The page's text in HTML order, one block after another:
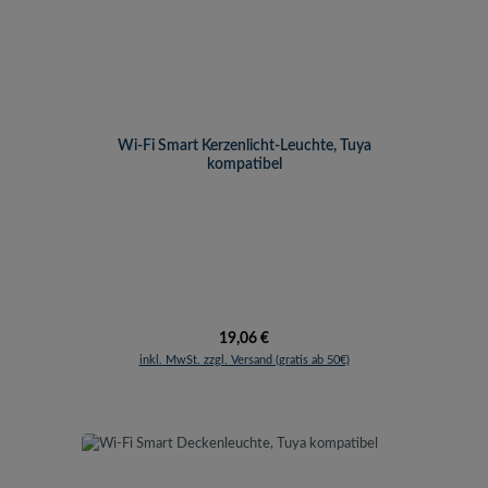
Wi-Fi Smart Kerzenlicht-Leuchte, Tuya
kompatibel
Regulärer Preis:
19,06 €
inkl. MwSt. zzgl. Versand (gratis ab 50€)